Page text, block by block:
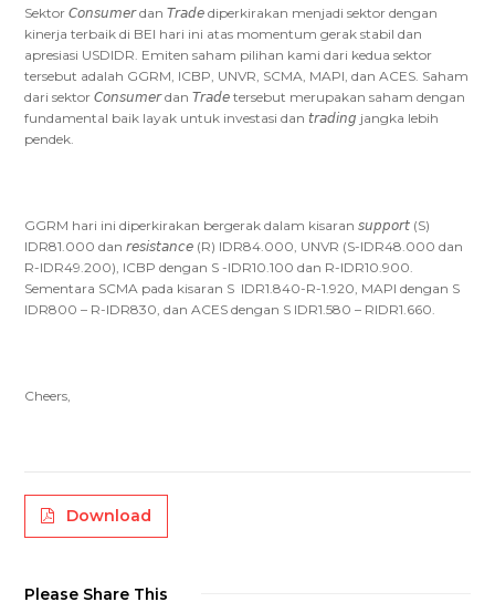
Sektor 𝘊𝘰𝘯𝘴𝘶𝘮𝘦𝘳 dan 𝘛𝘳𝘢𝘥𝘦 diperkirakan menjadi sektor dengan
kinerja terbaik di BEI hari ini atas momentum gerak stabil dan
apresiasi USDIDR. Emiten saham pilihan kami dari kedua sektor
tersebut adalah GGRM, ICBP, UNVR, SCMA, MAPI, dan ACES. Saham
dari sektor 𝘊𝘰𝘯𝘴𝘶𝘮𝘦𝘳 dan 𝘛𝘳𝘢𝘥𝘦 tersebut merupakan saham dengan
fundamental baik layak untuk investasi dan 𝘵𝘳𝘢𝘥𝘪𝘯𝘨 jangka lebih
pendek.
GGRM hari ini diperkirakan bergerak dalam kisaran 𝘴𝘶𝘱𝘱𝘰𝘳𝘵 (S)
IDR81.000 dan 𝘳𝘦𝘴𝘪𝘴𝘵𝘢𝘯𝘤𝘦 (R) IDR84.000, UNVR (S-IDR48.000 dan
R-IDR49.200), ICBP dengan S -IDR10.100 dan R-IDR10.900.
Sementara SCMA pada kisaran S IDR1.840-R-1.920, MAPI dengan S
IDR800 – R-IDR830, dan ACES dengan S IDR1.580 – RIDR1.660.
Cheers,
Download
Please Share This